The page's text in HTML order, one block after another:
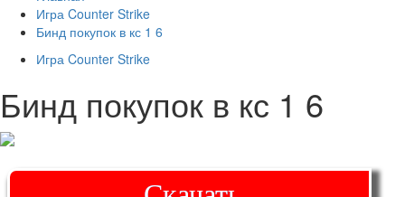
Игра Counter Strike
Бинд покупок в кс 1 6
Игра Counter Strike
Бинд покупок в кс 1 6